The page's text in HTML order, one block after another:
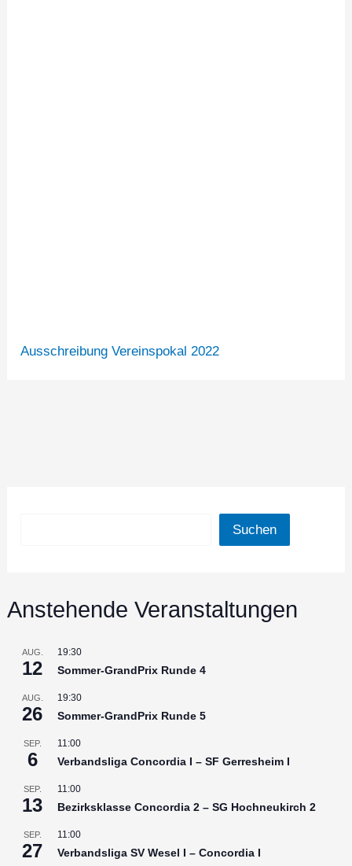
Ausschreibung Vereinspokal 2022
Suchen
Anstehende Veranstaltungen
AUG.
12
19:30
Sommer-GrandPrix Runde 4
AUG.
26
19:30
Sommer-GrandPrix Runde 5
SEP.
6
11:00
Verbandsliga Concordia I – SF Gerresheim I
SEP.
13
11:00
Bezirksklasse Concordia 2 – SG Hochneukirch 2
SEP.
27
11:00
Verbandsliga SV Wesel I – Concordia I